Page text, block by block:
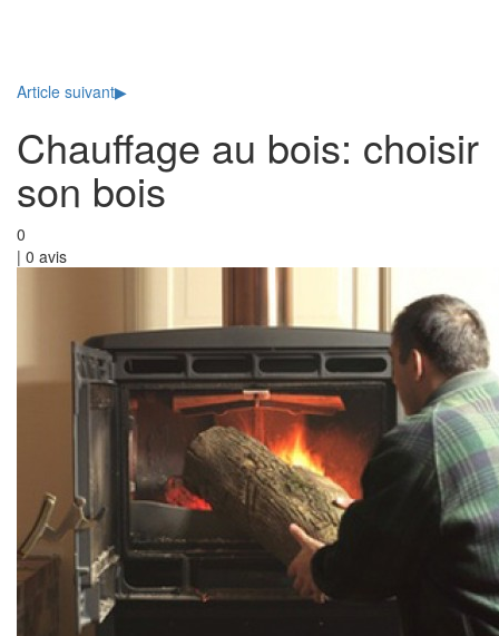
Article suivant▶
Chauffage au bois: choisir
son bois
0
| 0 avis